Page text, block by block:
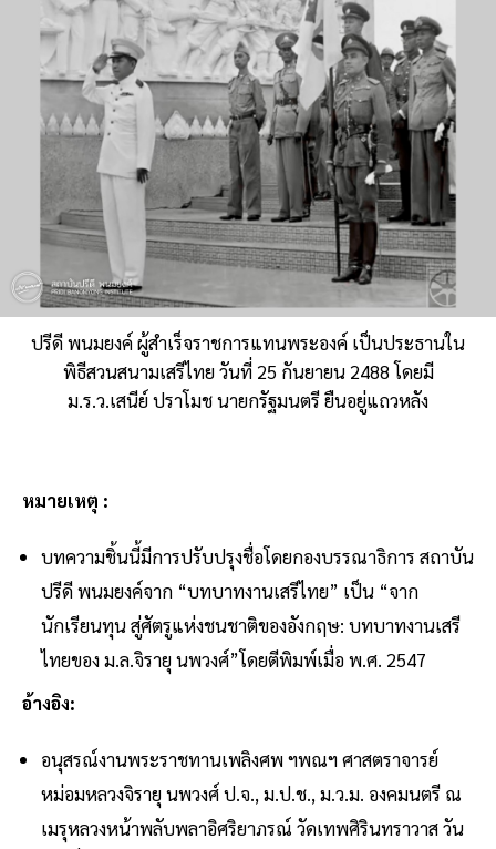
ปรีดี พนมยงค์ ผู้สำเร็จราชการแทนพระองค์ เป็นประธานใน
พิธีสวนสนามเสรีไทย วันที่ 25 กันยายน 2488 โดยมี
ม.ร.ว.เสนีย์ ปราโมช นายกรัฐมนตรี ยืนอยู่แถวหลัง
หมายเหตุ :
บทความชิ้นนี้มีการปรับปรุงชื่อโดยกองบรรณาธิการ สถาบัน
ปรีดี พนมยงค์จาก “บทบาทงานเสรีไทย” เป็น “จาก
นักเรียนทุน สู่ศัตรูแห่งชนชาติของอังกฤษ: บทบาทงานเสรี
ไทยของ ม.ล.จิรายุ นพวงศ์”โดยตีพิมพ์เมื่อ พ.ศ. 2547
อ้างอิง:
อนุสรณ์งานพระราชทานเพลิงศพ ฯพณฯ ศาสตราจารย์
หม่อมหลวงจิรายุ นพวงศ์ ป.จ., ม.ป.ช., ม.ว.ม. องคมนตรี ณ
เมรุหลวงหน้าพลับพลาอิศริยาภรณ์ วัดเทพศิรินทราวาส วัน